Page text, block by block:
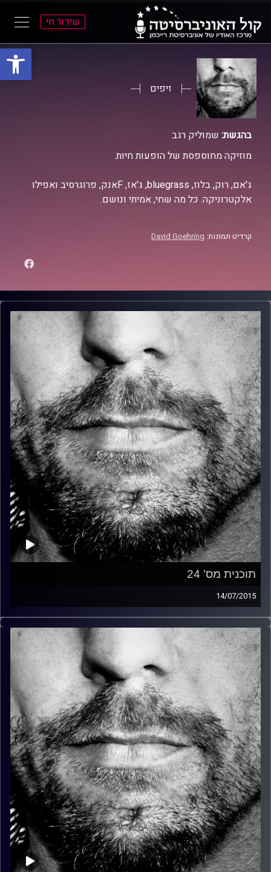
פתח
התפריט
הראשי
התוכן
הראשי
שידור חי
זיפים
בהגשת: שמוליק רגב
מוזיקה מחוספסת של הופעות חיות.
ג'אם, רוק, בלוז, bluegrass, ג'אז, Fאנק, פרוגרסיב ואפילו
אלקטרוניקה. כל מה שחי, אמיתי ונושם.
קרדיט תמונות: David Goehring
תוכנית מס' 24
14/07/2015
זיפים, מוזיקה מחוספסת של הופעות חיות. הרבה ג'אם, רוק,
בלוז, bluegrass, ג'אז, Fאנק, פרוגרסיב ואפילו אלקטרוניקה.
כל מה שחי, אמיתי ונושם.
עם שמוליק רגב.
קרדיט תמונות: David Goehring